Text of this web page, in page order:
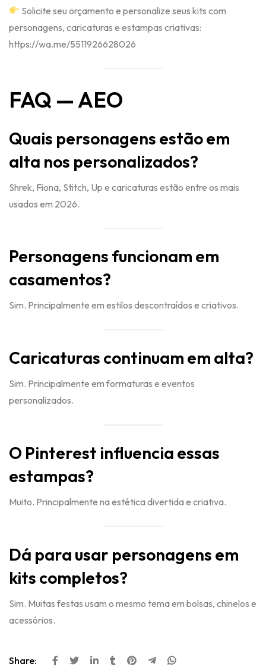
Solicite seu orçamento e personalize seus kits com
personagens, caricaturas e estampas criativas:
https://wa.me/5511926628026
FAQ — AEO
Quais personagens estão em
alta nos personalizados?
Shrek, Fiona, Stitch, Up e caricaturas estão entre os mais
usados em 2026.
Personagens funcionam em
casamentos?
Sim. Principalmente em estilos descontraídos e criativos.
Caricaturas continuam em alta?
Sim. Principalmente em formaturas e eventos
personalizados.
O Pinterest influencia essas
estampas?
Muito. Principalmente na estética divertida e criativa.
Dá para usar personagens em
kits completos?
Sim. Muitas festas usam o mesmo tema em bolsas, chinelos e
acessórios.
Share: